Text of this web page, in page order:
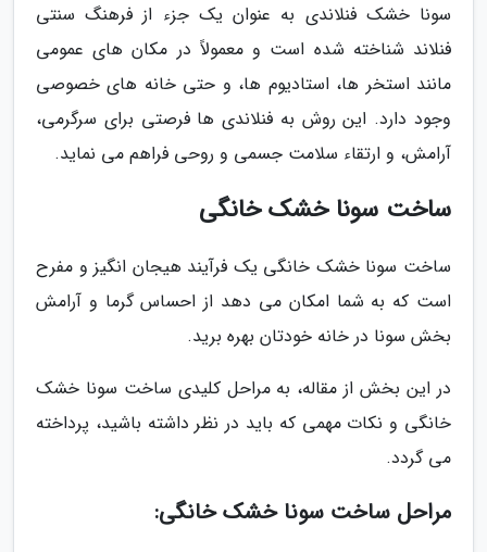
سونا خشک فنلاندی به عنوان یک جزء از فرهنگ سنتی
فنلاند شناخته شده است و معمولاً در مکان های عمومی
مانند استخر ها، استادیوم ها، و حتی خانه های خصوصی
وجود دارد. این روش به فنلاندی ها فرصتی برای سرگرمی،
آرامش، و ارتقاء سلامت جسمی و روحی فراهم می نماید.
ساخت سونا خشک خانگی
ساخت سونا خشک خانگی یک فرآیند هیجان انگیز و مفرح
است که به شما امکان می دهد از احساس گرما و آرامش
بخش سونا در خانه خودتان بهره برید.
در این بخش از مقاله، به مراحل کلیدی ساخت سونا خشک
خانگی و نکات مهمی که باید در نظر داشته باشید، پرداخته
می گردد.
مراحل ساخت سونا خشک خانگی: